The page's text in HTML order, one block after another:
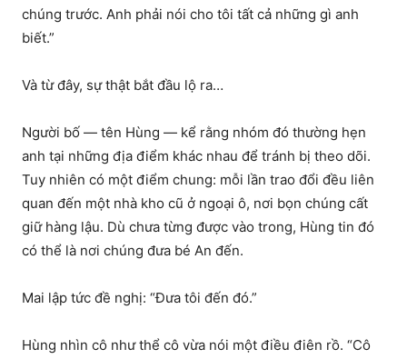
chúng trước. Anh phải nói cho tôi tất cả những gì anh
biết.”
Và từ đây, sự thật bắt đầu lộ ra…
Người bố — tên Hùng — kể rằng nhóm đó thường hẹn
anh tại những địa điểm khác nhau để tránh bị theo dõi.
Tuy nhiên có một điểm chung: mỗi lần trao đổi đều liên
quan đến một nhà kho cũ ở ngoại ô, nơi bọn chúng cất
giữ hàng lậu. Dù chưa từng được vào trong, Hùng tin đó
có thể là nơi chúng đưa bé An đến.
Mai lập tức đề nghị: “Đưa tôi đến đó.”
Hùng nhìn cô như thể cô vừa nói một điều điên rồ. “Cô